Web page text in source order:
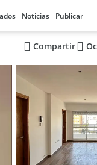
Noticias Publicar
Compartir